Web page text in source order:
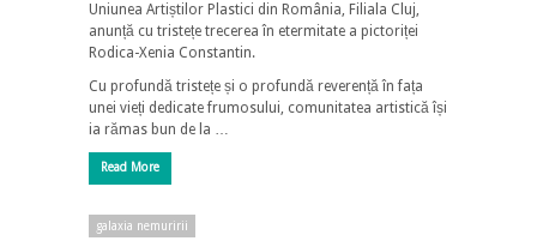
Uniunea Artiștilor Plastici din România, Filiala Cluj,
anunță cu tristețe trecerea în etermitate a pictoriței
Rodica-Xenia Constantin.
Cu profundă tristețe și o profundă reverență în fața
unei vieți dedicate frumosului, comunitatea artistică își
ia rămas bun de la …
Read More
galaxia nemuririi